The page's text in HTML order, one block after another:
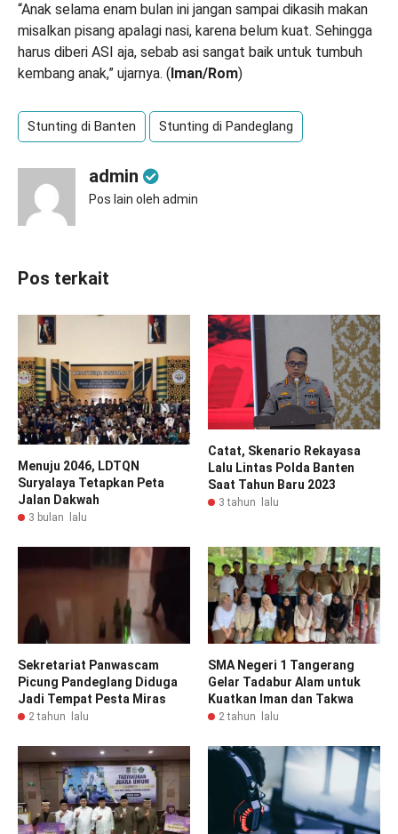
“Anak selama enam bulan ini jangan sampai dikasih makan
misalkan pisang apalagi nasi, karena belum kuat. Sehingga
harus diberi ASI aja, sebab asi sangat baik untuk tumbuh
kembang anak,” ujarnya. (Iman/Rom)
Stunting di Banten Stunting di Pandeglang
admin
Pos lain oleh admin
Pos terkait
Menuju 2046, LDTQN
Suryalaya Tetapkan Peta
Jalan Dakwah
3 bulan lalu
Catat, Skenario Rekayasa
Lalu Lintas Polda Banten
Saat Tahun Baru 2023
3 tahun lalu
Sekretariat Panwascam
Picung Pandeglang Diduga
Jadi Tempat Pesta Miras
2 tahun lalu
SMA Negeri 1 Tangerang
Gelar Tadabur Alam untuk
Kuatkan Iman dan Takwa
2 tahun lalu